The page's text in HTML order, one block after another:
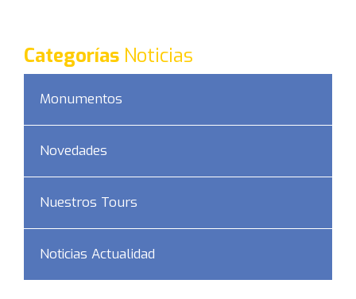
Categorías Noticias
Monumentos
Novedades
Nuestros Tours
Noticias Actualidad